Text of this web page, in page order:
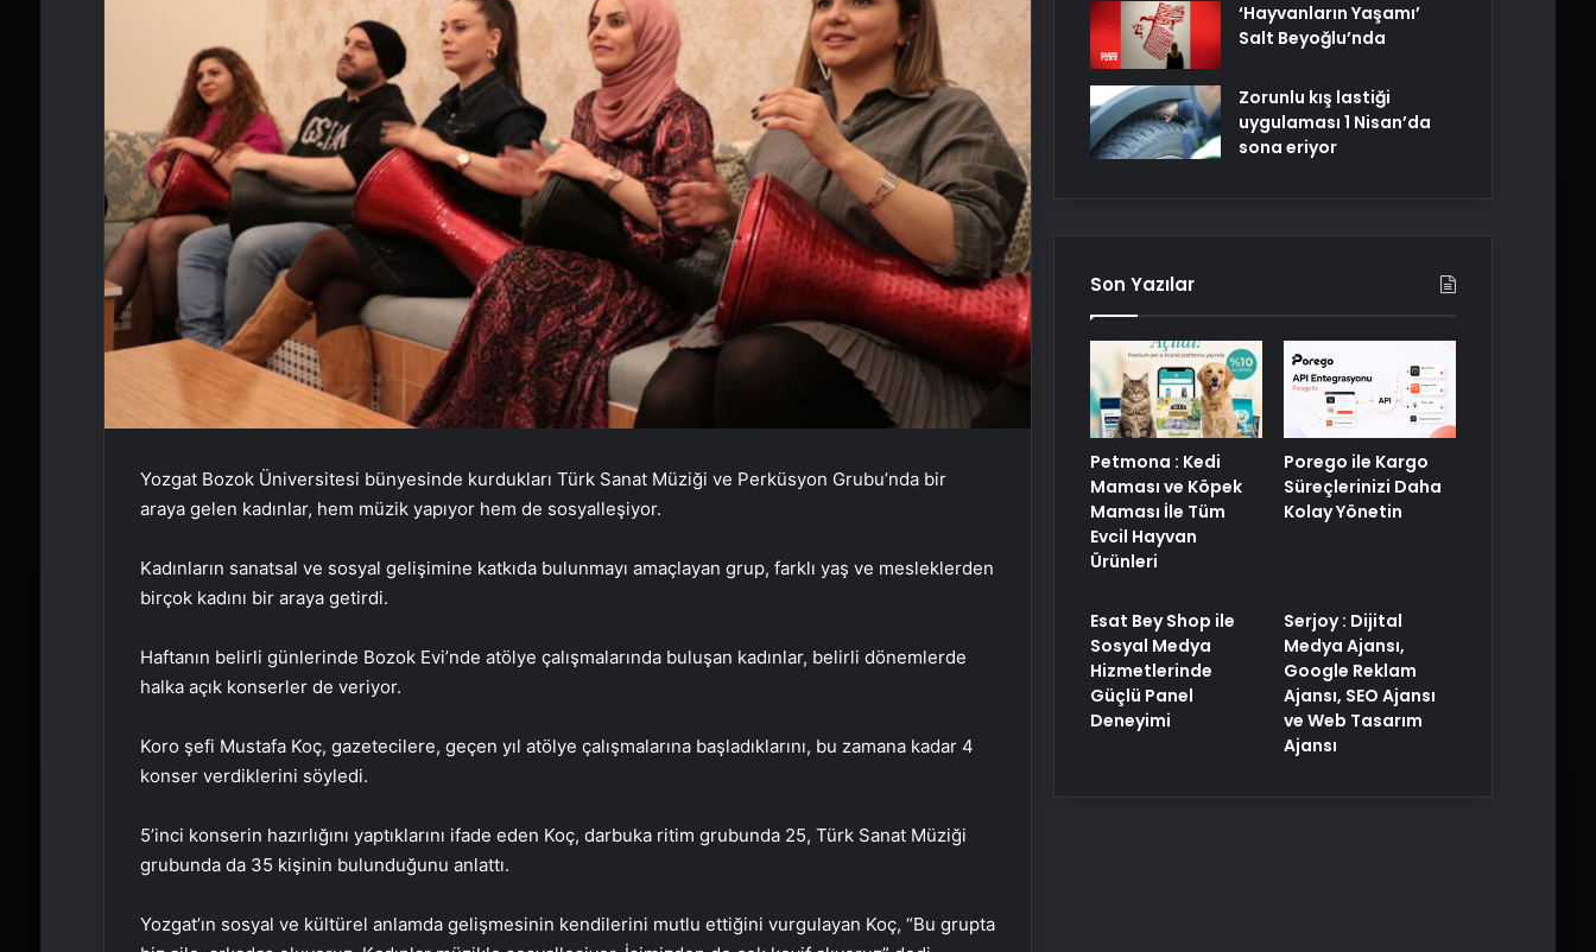
Yozgat Bozok Üniversitesi bünyesinde kurdukları Türk Sanat Müziği ve Perküsyon Grubu’nda bir
araya gelen kadınlar, hem müzik yapıyor hem de sosyalleşiyor.
Kadınların sanatsal ve sosyal gelişimine katkıda bulunmayı amaçlayan grup, farklı yaş ve mesleklerden
birçok kadını bir araya getirdi.
Haftanın belirli günlerinde Bozok Evi’nde atölye çalışmalarında buluşan kadınlar, belirli dönemlerde
halka açık konserler de veriyor.
Koro şefi Mustafa Koç, gazetecilere, geçen yıl atölye çalışmalarına başladıklarını, bu zamana kadar 4
konser verdiklerini söyledi.
5’inci konserin hazırlığını yaptıklarını ifade eden Koç, darbuka ritim grubunda 25, Türk Sanat Müziği
grubunda da 35 kişinin bulunduğunu anlattı.
Yozgat’ın sosyal ve kültürel anlamda gelişmesinin kendilerini mutlu ettiğini vurgulayan Koç, “Bu grupta
‘Hayvanların Yaşamı’
Salt Beyoğlu’nda
Zorunlu kış lastiği
uygulaması 1 Nisan’da
sona eriyor
Son Yazılar
Petmona : Kedi
Maması ve Köpek
Maması İle Tüm
Evcil Hayvan
Ürünleri
Porego ile Kargo
Süreçlerinizi Daha
Kolay Yönetin
Esat Bey Shop ile
Sosyal Medya
Hizmetlerinde
Güçlü Panel
Deneyimi
Serjoy : Dijital
Medya Ajansı,
Google Reklam
Ajansı, SEO Ajansı
ve Web Tasarım
Ajansı